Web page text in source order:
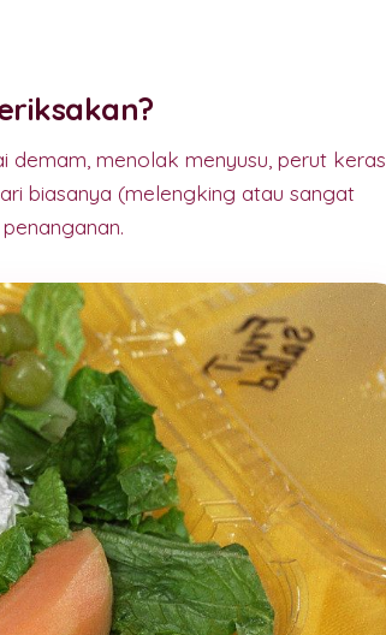
menolak menyusu, perut keras
biasanya (melengking atau sangat